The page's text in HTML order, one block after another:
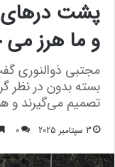
پشت درهای
و ما هرز
مجتبی ذوالنوری
بسته بدون در نظر
تصمیم می‌گیرند و
3 سپتامبر 2025 0